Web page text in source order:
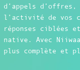
d’appels d’offres,
l’activité de vos
réponses ciblées
native. Avec
plus complète et